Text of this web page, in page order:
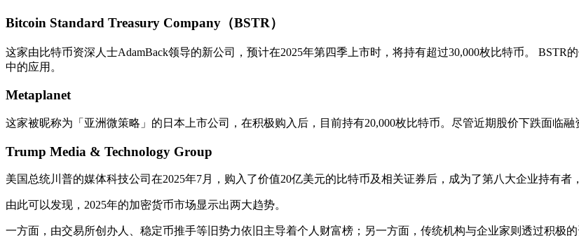
Bitcoin Standard Treasury Company（BSTR）
这家由比特币资深人士AdamBack领导的新公司，预计在2025年第四季上市时，将持有超过30,000枚比特币。
中的应用。
Metaplanet
这家被昵称为「亚洲微策略」的日本上市公司，在积极购入后，目前持有20,000枚比特币。尽管近期股价下跌面临
Trump Media & Technology Group
美国总统川普的媒体科技公司在2025年7月，购入了价值20亿美元的比特币及相关证券后，成为了第八大企业持有者
由此可以发现，2025年的加密货币市场显示出两大趋势。
一方面，由交易所创办人、稳定币推手等旧势力依旧主导着个人财富榜；另一方面，传统机构与企业家则透过积极